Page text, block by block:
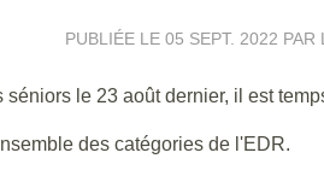
PUBLIÉE LE 05 SEPT. 2022 PAR
le 23 août dernier, il est
des catégories de l'EDR.